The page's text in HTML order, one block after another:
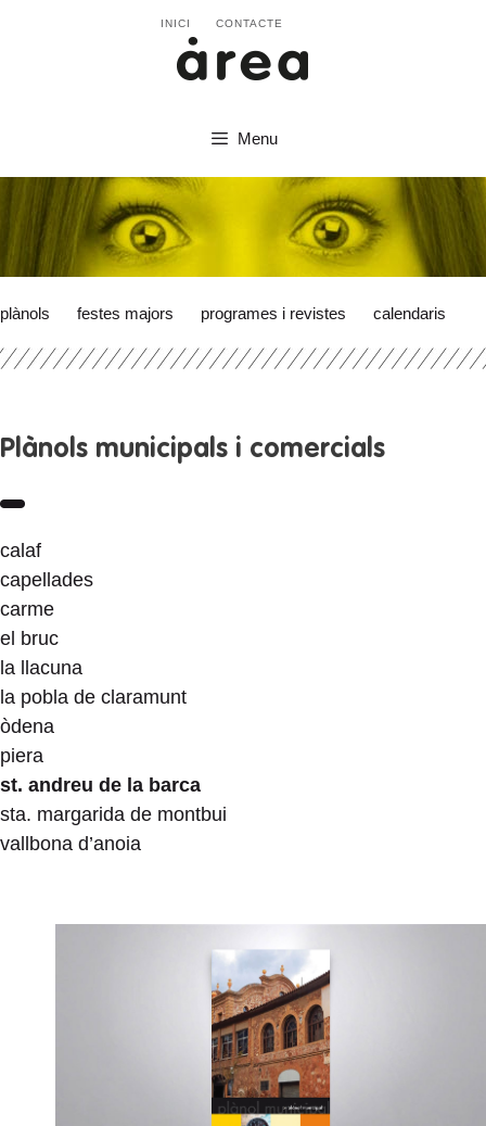
INICI CONTACTE
Menu
plànols festes majors programes i revistes calendaris
Plànols municipals i comercials
calaf
capellades
carme
el bruc
la llacuna
la pobla de claramunt
òdena
piera
st. andreu de la barca
sta. margarida de montbui
vallbona d’anoia